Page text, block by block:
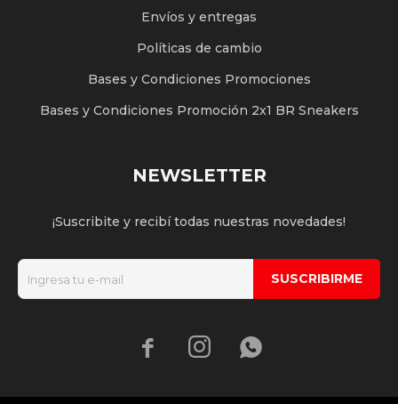
Envíos y entregas
Políticas de cambio
Bases y Condiciones Promociones
Bases y Condiciones Promoción 2x1 BR Sneakers
NEWSLETTER
¡Suscribite y recibí todas nuestras novedades!
SUSCRIBIRME
  